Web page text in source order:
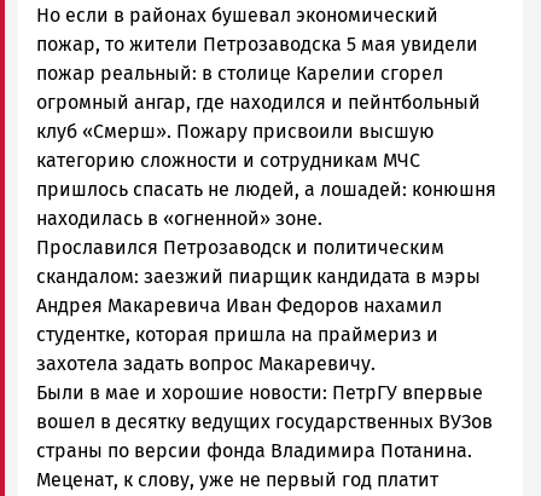
Но если в районах бушевал экономический
пожар, то жители Петрозаводска 5 мая увидели
пожар реальный: в столице Карелии сгорел
огромный ангар, где находился и пейнтбольный
клуб «Смерш». Пожару присвоили высшую
категорию сложности и сотрудникам МЧС
пришлось спасать не людей, а лошадей: конюшня
находилась в «огненной» зоне.
Прославился Петрозаводск и политическим
скандалом: заезжий пиарщик кандидата в мэры
Андрея Макаревича Иван Федоров нахамил
студентке, которая пришла на праймериз и
захотела задать вопрос Макаревичу.
Были в мае и хорошие новости: ПетрГУ впервые
вошел в десятку ведущих государственных ВУЗов
страны по версии фонда Владимира Потанина.
Меценат, к слову, уже не первый год платит